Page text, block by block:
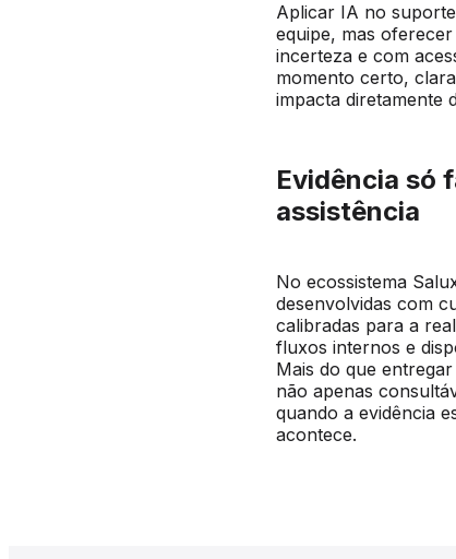
Aplicar IA no
equipe, mas
incerteza e com
momento certo,
impacta diretamente
Evidência só
assistência
No ecossistema
desenvolvidas com
calibradas para a
fluxos internos e
Mais do que
não apenas
quando a evidência
acontece.